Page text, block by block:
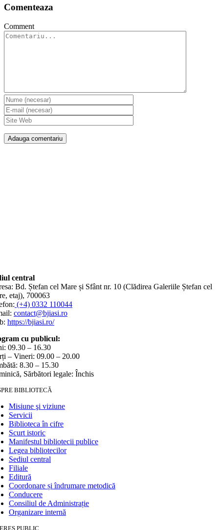
Comenteaza
Comment
central
Bd. Ștefan cel Mare și Sfânt nr. 10 (Clădirea Galeriile Ștefan cel
etaj), 700063
(+4) 0332 110044
contact@bjiasi.ro
https://bjiasi.ro/
cu publicul:
09.30 – 16.30
– Vineri: 09.00 – 20.00
8.30 – 15.30
Sărbători legale: Închis
BIBLIOTECĂ
Misiune şi viziune
Servicii
Biblioteca în cifre
Scurt istoric
Manifestul bibliotecii publice
Legea bibliotecilor
Sediul central
Filiale
Editură
Coordonare și îndrumare metodică
Conducere
Consiliul de Administrație
Organizare internă
PUBLIC